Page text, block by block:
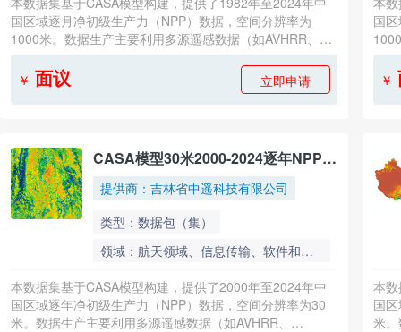
国区域逐月净初级生产力（NPP）数据，空间分辨率为
1000米。数据生产主要利用多源遥感数据（如AVHRR、
辐射吸收比例与光能利用率原理估算植被年固碳量。数据集
采用统一的算法框架与参数体系，确保了长时间序列的一致
已有产品交叉验证实现。该数据集为评估生态系统碳收支、
研究植被对气候变化的响应及生态工程效益提供了长时间、
高空间分辨率的基准数据，对陆地碳循环研究、环境政策制
定具有重要支撑价值。
￥ 面议 立即申请
国
辐
采
研
高
定
￥
CASA模型30米2000-2024逐年NPP数
据集
提供商：吉林省中遥科技有限公司
类型：数据包（集）
领域：航天领域、信息传输、软件和信息技术服务
本数据集基于CASA模型构建，提供了2000年至2024年中
国区域逐年净初级生产力（NPP）数据，空间分辨率为30
米。数据生产主要利用多源遥感数据（如AVHRR、
本
国
米